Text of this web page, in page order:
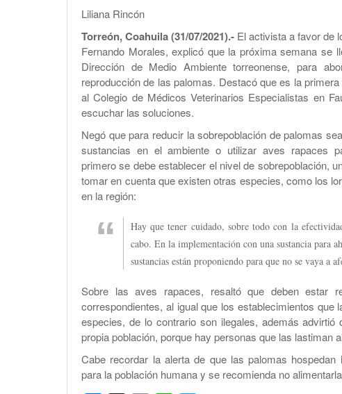
Liliana Rincón
Torreón, Coahuila (31/07/2021).- El activista a favor de
Fernando Morales, explicó que la próxima semana se
Dirección de Medio Ambiente torreonense, para
reproducción de las palomas. Destacó que es la
al Colegio de Médicos Veterinarios Especialistas en
escuchar las soluciones.
Negó que para reducir la sobrepoblación de palomas
sustancias en el ambiente o utilizar aves rapaces
primero se debe establecer el nivel de sobrepoblación,
tomar en cuenta que existen otras especies, como los
en la región:
Hay que tener cuidado, sobre todo con la
cabo. En la implementación con una sustancia para
sustancias están proponiendo para que no se vaya a
Sobre las aves rapaces, resaltó que deben estar
correspondientes, al igual que los establecimientos que
especies, de lo contrario son ilegales, además
propia población, porque hay personas que las lastiman
Cabe recordar la alerta de que las palomas
para la población humana y se recomienda no